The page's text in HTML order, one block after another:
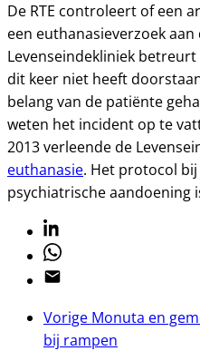
De RTE controleert of een
een euthanasieverzoek
Levenseindekliniek
dit keer niet heeft
belang van de patiënte
weten het incident op te
2013 verleende de
euthanasie. Het protocol
psychiatrische aandoening
Linkedin
Whatsapp
Email
Vorige Monuta en
bij rampen